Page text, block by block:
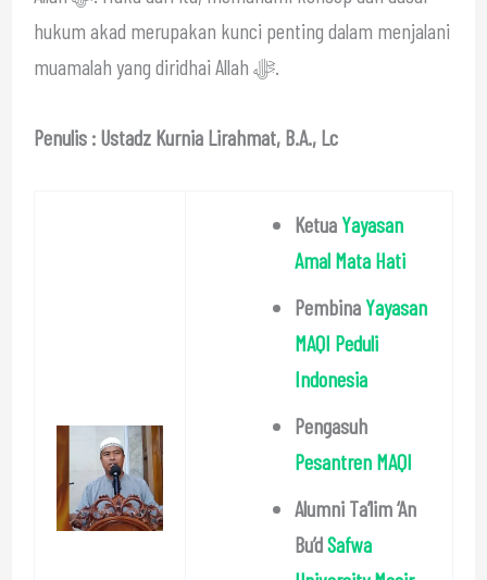
hukum akad merupakan kunci penting dalam menjalani
muamalah yang diridhai Allah ﷻ.
Penulis : Ustadz Kurnia Lirahmat, B.A., Lc
Ketua Yayasan
Amal Mata Hati
Pembina Yayasan
MAQI Peduli
Indonesia
Pengasuh
Pesantren MAQI
Alumni Ta’lim ‘An
Bu’dSafwa